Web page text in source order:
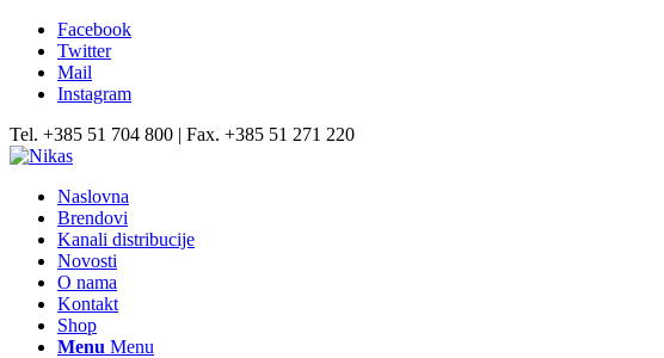
Facebook
Twitter
Mail
Instagram
Tel. +385 51 704 800 | Fax. +385 51 271 220
Naslovna
Brendovi
Kanali distribucije
Novosti
O nama
Kontakt
Shop
Menu Menu